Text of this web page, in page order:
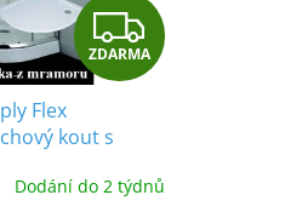
Z
D
R
ZDARMA
Flex
kout s
Dodání do 2 týdnů